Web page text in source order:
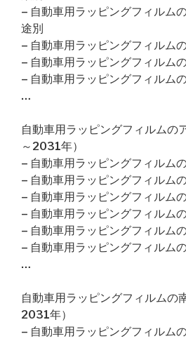
– 自動車用ラッピングフィルム
途別
– 自動車用ラッピングフィルム
– 自動車用ラッピングフィルム
– 自動車用ラッピングフィルム
…
自動車用ラッピングフィルムの
～2031年）
– 自動車用ラッピングフィルム
– 自動車用ラッピングフィルム
– 自動車用ラッピングフィルム
– 自動車用ラッピングフィルム
– 自動車用ラッピングフィルム
– 自動車用ラッピングフィルム
…
自動車用ラッピングフィルムの
2031年）
– 自動車用ラッピングフィルム